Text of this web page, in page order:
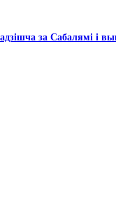
за Сабалямі і